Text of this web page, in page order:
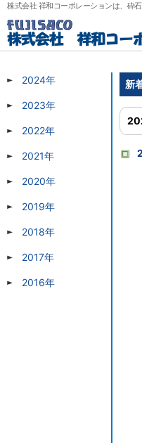
株式会社 祥和コーポレーショ
新
2024年
2023年
2022年
2021年
2020年
2019年
2018年
2017年
2016年